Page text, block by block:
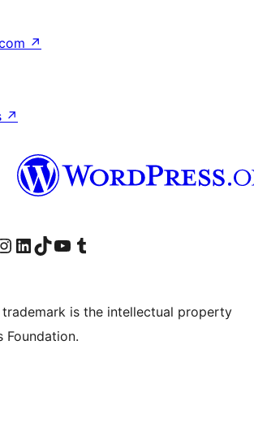
↗
↗
sidavårt Instagram-konto
Besök vårt LinkedIn-konto
Besök vårt TikTok-konto
Besök vår YouTube-kanalBesök vårt Tumblr-konto
trademark is the intellectual property
Foundation.